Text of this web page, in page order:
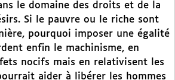
le domaine des droits et de la
Si le pauvre ou le riche sont
pourquoi imposer une égalité
enfin le machinisme, en
nocifs mais en relativisent les
aider à libérer les hommes